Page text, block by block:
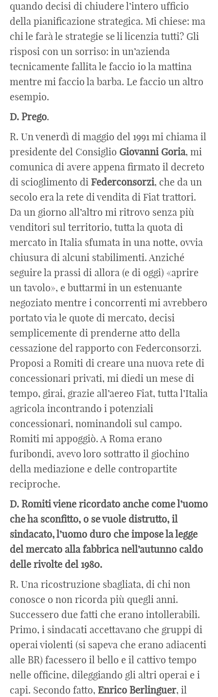
quando decisi di chiudere l’intero ufficio
della pianificazione strategica. Mi chiese: ma
chi le farà le strategie se li licenzia tutti? Gli
risposi con un sorriso: in un’azienda
tecnicamente fallita le faccio io la mattina
mentre mi faccio la barba. Le faccio un altro
esempio.
D. Prego.
R. Un venerdì di maggio del 1991 mi chiama il
presidente del Consiglio Giovanni Goria, mi
comunica di avere appena firmato il decreto
di scioglimento di Federconsorzi, che da un
secolo era la rete di vendita di Fiat trattori.
Da un giorno all’altro mi ritrovo senza più
venditori sul territorio, tutta la quota di
mercato in Italia sfumata in una notte, ovvia
chiusura di alcuni stabilimenti. Anziché
seguire la prassi di allora (e di oggi) «aprire
un tavolo», e buttarmi in un estenuante
negoziato mentre i concorrenti mi avrebbero
portato via le quote di mercato, decisi
semplicemente di prenderne atto della
cessazione del rapporto con Federconsorzi.
Proposi a Romiti di creare una nuova rete di
concessionari privati, mi diedi un mese di
tempo, girai, grazie all’aereo Fiat, tutta l’Italia
agricola incontrando i potenziali
concessionari, nominandoli sul campo.
Romiti mi appoggiò. A Roma erano
furibondi, avevo loro sottratto il giochino
della mediazione e delle contropartite
reciproche.
D. Romiti viene ricordato anche come l’uomo
che ha sconfitto, o se vuole distrutto, il
sindacato, l’uomo duro che impose la legge
del mercato alla fabbrica nell’autunno caldo
delle rivolte del 1980.
R. Una ricostruzione sbagliata, di chi non
conosce o non ricorda più quegli anni.
Successero due fatti che erano intollerabili.
Primo, i sindacati accettavano che gruppi di
operai violenti (si sapeva che erano adiacenti
alle BR) facessero il bello e il cattivo tempo
nelle officine, dileggiando gli altri operai e i
capi. Secondo fatto, Enrico Berlinguer, il